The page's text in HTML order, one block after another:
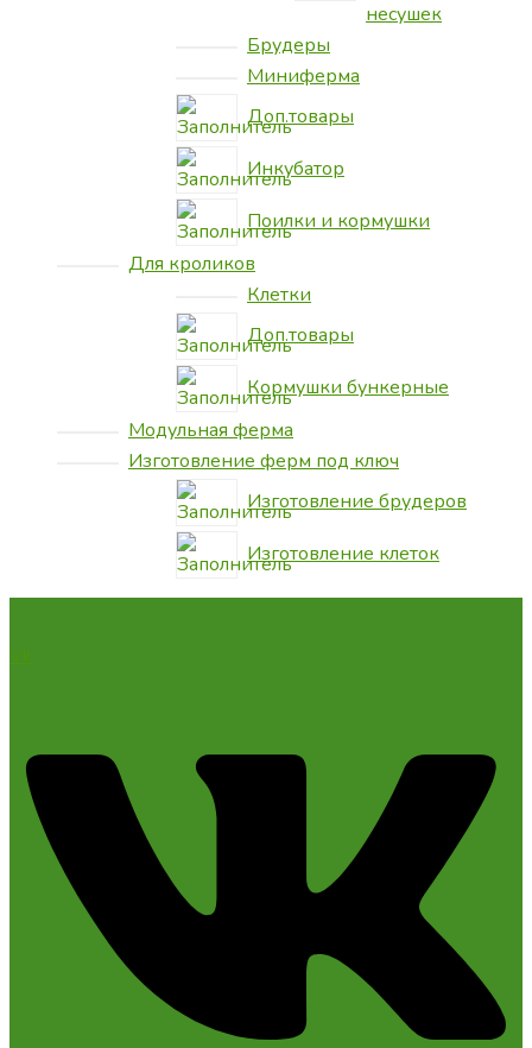
несушек
Брудеры
Миниферма
Доп.товары
Инкубатор
Поилки и кормушки
Для кроликов
Клетки
Доп.товары
Кормушки бункерные
Модульная ферма
Изготовление ферм под ключ
Изготовление брудеров
Изготовление клеток
Vk